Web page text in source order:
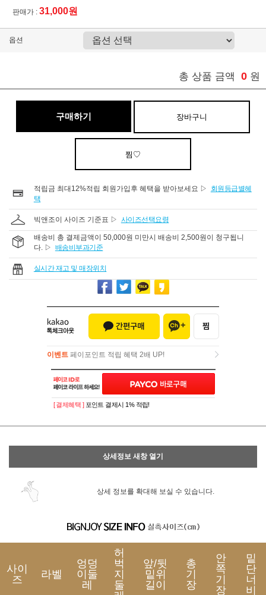
판매가 : 31,000원
옵션
총 상품 금액 0 원
구매하기 장바구니
찜♡
적립금 최대12%적립 회원가입후 혜택을 받아보세요 ▷
회원등급별혜
택
빅앤조이 사이즈 기준표 ▷ 사이즈선택요령
배송비 총 결제금액이 50,000원 미만시 배송비 2,500원이 청구됩니
다. ▷ 배송비부과기준
실시간 재고 및 매장위치
이벤트 페이포인트 적립 혜택 2배 UP!
이벤트페이포인트 적립 혜택 2배 UP!
[ 결제혜택 ] 포인트 결제시 1% 적립!
상세정보 새창 열기
상세 정보를 확대해 보실 수 있습니다.
사이
즈
라벨
엉덩
이둘
레
허
벅
지
둘
앞/뒷
밑위
길이
총
기
장
안
쪽
기
장
밑
단
너
비